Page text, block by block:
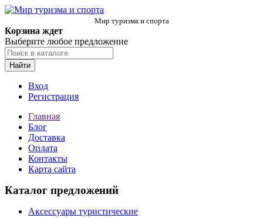
Мир туризма и спорта
Корзина ждет
Выберите любое предложение
Найти
Вход
Регистрация
Главная
Блог
Доставка
Оплата
Контакты
Карта сайта
Каталог предложений
Аксессуары туристические